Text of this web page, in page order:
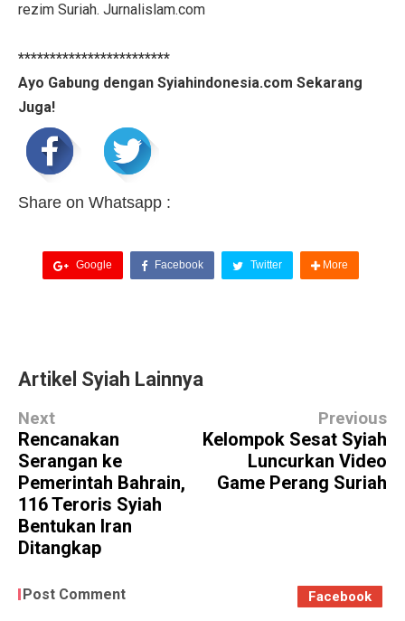
rezim Suriah. Jurnalislam.com
************************
Ayo Gabung dengan Syiahindonesia.com Sekarang
Juga!
Share on Whatsapp :
Google Facebook Twitter More
Artikel Syiah Lainnya
Next
Rencanakan
Serangan ke
Pemerintah Bahrain,
116 Teroris Syiah
Bentukan Iran
Ditangkap
Previous
Kelompok Sesat Syiah
Luncurkan Video
Game Perang Suriah
Post Comment Facebook